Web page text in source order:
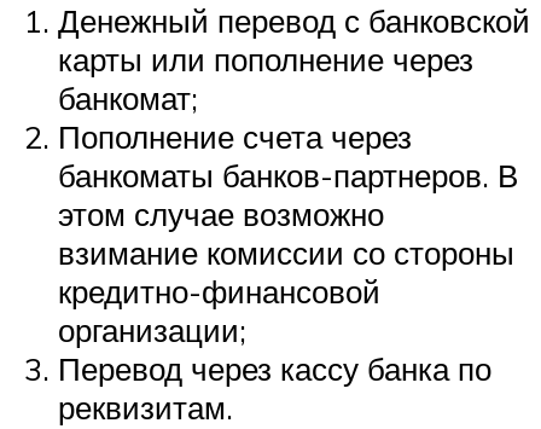
Денежный перевод с банковской
карты или пополнение через
банкомат;
Пополнение счета через
банкоматы банков-партнеров. В
этом случае возможно
взимание комиссии со стороны
кредитно-финансовой
организации;
Перевод через кассу банка по
реквизитам.